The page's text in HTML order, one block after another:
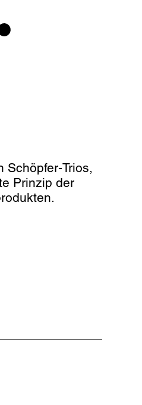
Schöpfer-Trios,
Prinzip der